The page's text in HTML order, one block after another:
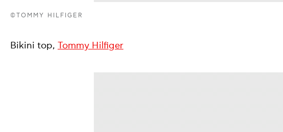
©TOMMY HILFIGER
Bikini top, Tommy Hilfiger